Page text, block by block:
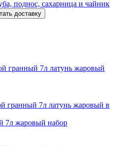
доставку
гранный 7л латунь жаровый в